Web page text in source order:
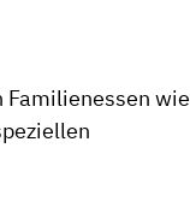
wie